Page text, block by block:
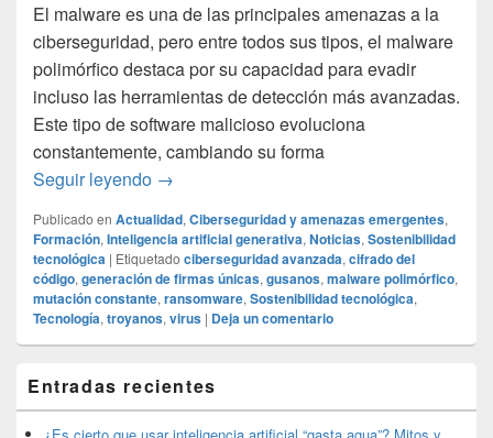
El malware es una de las principales amenazas a la
ciberseguridad, pero entre todos sus tipos, el malware
polimórfico destaca por su capacidad para evadir
incluso las herramientas de detección más avanzadas.
Este tipo de software malicioso evoluciona
constantemente, cambiando su forma
Seguir leyendo ¿Qué es el malware polimórfico y por qué
→
Publicado en Actualidad, Ciberseguridad y amenazas emergentes,
Formación, Inteligencia artificial generativa, Noticias, Sostenibilidad
tecnológica | Etiquetado ciberseguridad avanzada, cifrado del
código, generación de firmas únicas, gusanos, malware polimórfico,
mutación constante, ransomware, Sostenibilidad tecnológica,
Tecnología, troyanos, virus | Deja un comentario
área
de
widget
Entradas recientes